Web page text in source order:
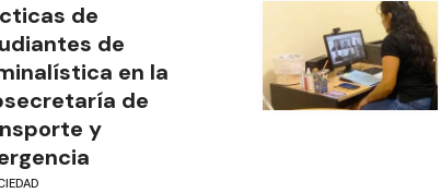
de
de
en la
de
y